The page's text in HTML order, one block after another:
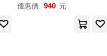
優惠價: 940 元